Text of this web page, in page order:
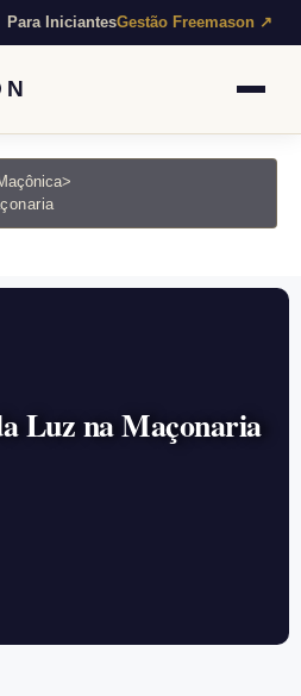
Para IniciantesGestão Freemason ↗
>
Luz na Maçonaria